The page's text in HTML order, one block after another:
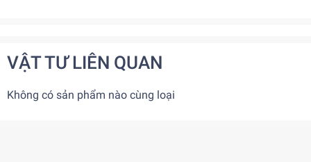
VẬT TƯ LIÊN QUAN
Không có sản phẩm nào cùng loại